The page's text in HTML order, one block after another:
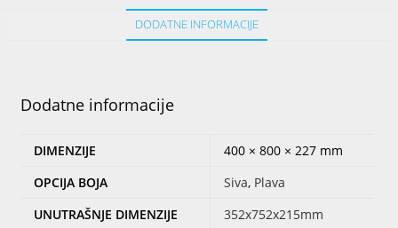
DODATNE INFORMACIJE
Dodatne informacije
DIMENZIJE
400 × 800 × 227 mm
OPCIJA BOJA
Siva, Plava
UNUTRAŠNJE DIMENZIJE
352x752x215mm